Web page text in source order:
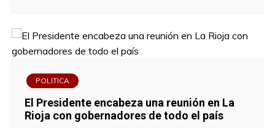
POLITICA
El Presidente encabeza una reunión en La
Rioja con gobernadores de todo el país